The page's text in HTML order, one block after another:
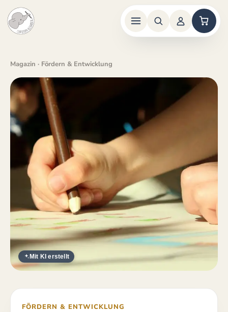
InhaltMagazin · Fördern & Entwicklung
Mit KI erstellt
FÖRDERN & ENTWICKLUNG